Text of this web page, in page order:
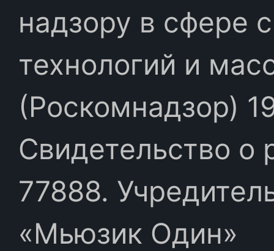
надзору в сфере
технологий и
(Роскомнадзор)
Свидетельство
77888.
«Мьюзик Один»